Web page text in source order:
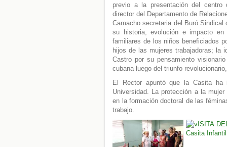
previo a la presentación del
director del Departamento de
Camacho secretaria del Buró
su historia, evolución e impacto
familiares de los niños beneficiados
hijos de las mujeres trabajadoras; la
Castro por su pensamiento
cubana luego del triunfo
El Rector apuntó que la Casita
Universidad. La protección a la
en la formación doctoral de las
trabajo.